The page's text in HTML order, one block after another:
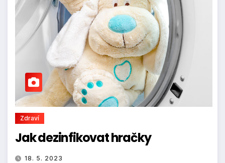
Zdraví
Jak dezinfikovat hračky
18. 5. 2023